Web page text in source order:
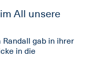
All unsere
gab in ihrer
in die